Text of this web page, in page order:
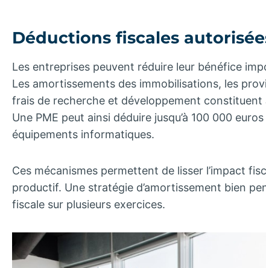
Déductions fiscales
Les entreprises peuvent réduire leur bénéfice
Les amortissements des immobilisations, les
frais de recherche et développement constituent
Une PME peut ainsi déduire jusqu’à 100 000
équipements informatiques.
Ces mécanismes permettent de lisser l’impact
productif. Une stratégie d’amortissement bien
fiscale sur plusieurs exercices.